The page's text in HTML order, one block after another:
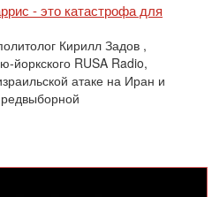
- это катастрофа для
Кирилл Задов ,
йоркского RUSA Radio,
атаке на Иран и